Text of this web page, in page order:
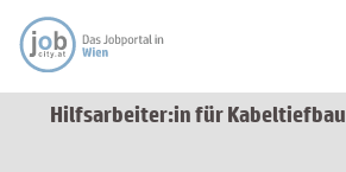
Hilfsarbeiter:in für Kabeltiefbau